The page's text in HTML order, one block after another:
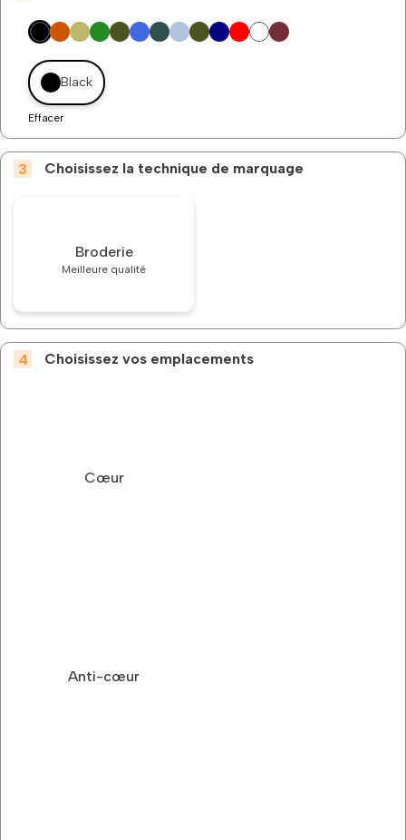
Black
Effacer
Choisissez la technique de marquage
Broderie
Meilleure qualité
Choisissez vos emplacements
Cœur
Anti-cœur